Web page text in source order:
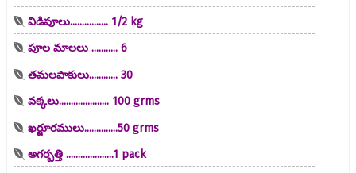
విడిపూలు................ 1/2 kg
పూల మాలలు ........... 6
తమలపాకులు............ 30
వక్కలు..................... 100 grms
ఖర్జూరములు..............50 grms
అగర్బత్తి ....................1 pack